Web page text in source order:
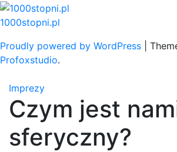
Skip
to
1000stopni.pl
Proudly powered by WordPress
Profoxstudio.
Imprezy
Czym jest
sferyczny?